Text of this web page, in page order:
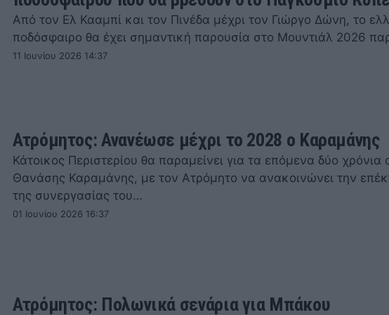
Από τον Ελ Κααμπί και τον Πινέδα μέχρι τον Γιώργο Δώνη, το
ποδόσφαιρο θα έχει σημαντική παρουσία στο Μουντιάλ 2026
11 Ιουνίου 2026 14:37
Ατρόμητος: Ανανέωσε μέχρι το 2028 ο Καραμάνης
Κάτοικος Περιστερίου θα παραμείνει για τα επόμενα δύο χρόνια
Θανάσης Καραμάνης, με τον Ατρόμητο να ανακοινώνει την
της συνεργασίας του…
01 Ιουνίου 2026 16:37
Ατρόμητος: Πολωνικά σενάρια για Μπάκου